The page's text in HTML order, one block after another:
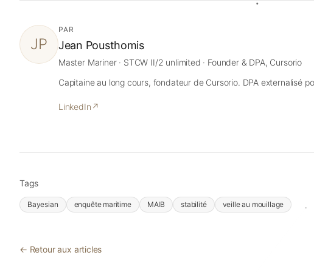
JP
PAR
Jean Pousthomis
Master Mariner · STCW II/2 unlimited · Founder & DPA, Cursorio
Capitaine au long cours, fondateur de Cursorio. DPA externalisé
LinkedIn ↗
Tags
Bayesian enquête maritime MAIB stabilité veille au mouillage
← Retour aux articles